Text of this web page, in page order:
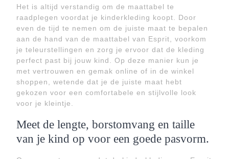
Het is altijd verstandig om de maattabel te
raadplegen voordat je kinderkleding koopt. Door
even de tijd te nemen om de juiste maat te bepalen
aan de hand van de maattabel van Esprit, voorkom
je teleurstellingen en zorg je ervoor dat de kleding
perfect past bij jouw kind. Op deze manier kun je
met vertrouwen en gemak online of in de winkel
shoppen, wetende dat je de juiste maat hebt
gekozen voor een comfortabele en stijlvolle look
voor je kleintje.
Meet de lengte, borstomvang en taille
van je kind op voor een goede pasvorm.